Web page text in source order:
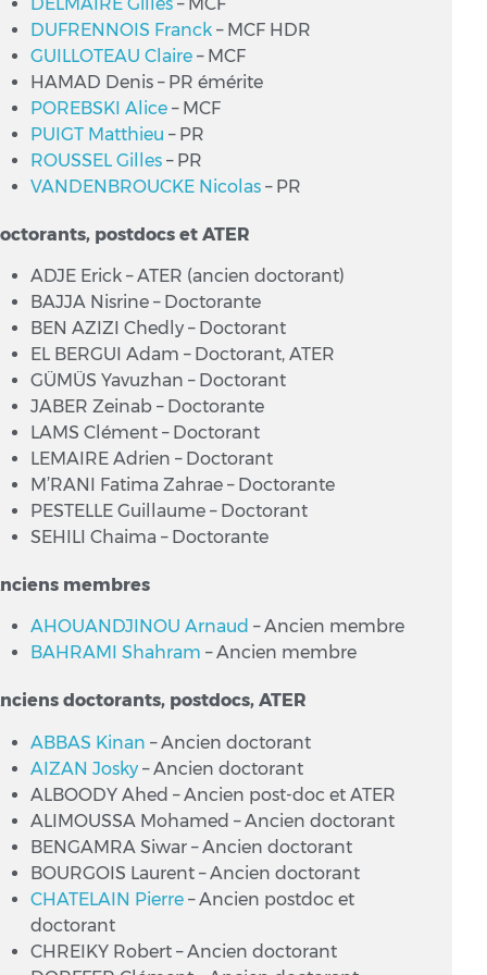
DUFRENNOIS Franck – MCF HDR
GUILLOTEAU Claire – MCF
HAMAD Denis – PR émérite
POREBSKI Alice – MCF
PUIGT Matthieu – PR
ROUSSEL Gilles – PR
VANDENBROUCKE Nicolas – PR
postdocs et ATER
ADJE Erick – ATER (ancien doctorant)
BAJJA Nisrine – Doctorante
BEN AZIZI Chedly – Doctorant
EL BERGUI Adam – Doctorant, ATER
GÜMÜS Yavuzhan – Doctorant
JABER Zeinab – Doctorante
LAMS Clément – Doctorant
LEMAIRE Adrien – Doctorant
M’RANI Fatima Zahrae – Doctorante
PESTELLE Guillaume – Doctorant
SEHILI Chaima – Doctorante
membres
AHOUANDJINOU Arnaud – Ancien membre
BAHRAMI Shahram – Ancien membre
doctorants, postdocs, ATER
ABBAS Kinan – Ancien doctorant
AIZAN Josky – Ancien doctorant
ALBOODY Ahed – Ancien post-doc et ATER
ALIMOUSSA Mohamed – Ancien doctorant
BENGAMRA Siwar – Ancien doctorant
BOURGOIS Laurent – Ancien doctorant
CHATELAIN Pierre – Ancien postdoc et
doctorant
CHREIKY Robert – Ancien doctorant